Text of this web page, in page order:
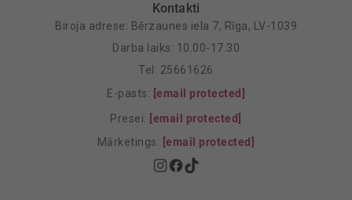
Kontakti
Biroja adrese: Bērzaunes iela 7, Rīga, LV-1039
Darba laiks: 10.00-17.30
Tel: 25661626
E-pasts: [email protected]
Presei: [email protected]
Mārketings: [email protected]